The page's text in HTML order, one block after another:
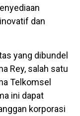
dan
yang dibundel
Rey, salah satu
Telkomsel
ini dapat
korporasi